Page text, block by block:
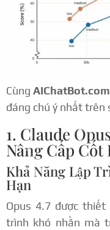
Cùng
đáng chú ý nhất trên
1. Claude
Nâng Cấp Cốt
Khả Năng Lập
Hạn
Opus 4.7 được
trình khó nhằn mà